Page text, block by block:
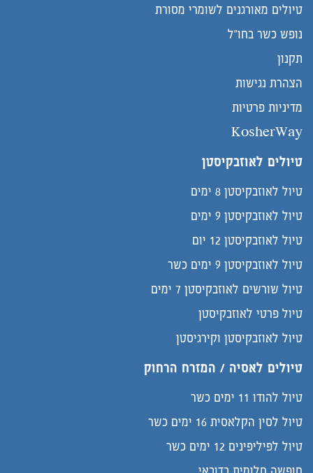
טיולים מאורגנים לשומרי מסורת
נופש כשר בחו"ל
תקנון
הצהרת נגישות
מדיניות פרטיות
KosherWay
טיולים לאוזבקיסטן
טיול לאוזבקיסטן 8 ימים
טיול לאוזבקיסטן 9 ימים
טיול לאוזבקיסטן 12 יום
טיול לאוזבקיסטן 9 ימים כשר
טיול שורשים לאוזבקיסטן 7 ימים
טיול פרטי לאוזבקיסטן
טיול לאוזבקיסטן וקירגיסטן
טיולים לאסיה / המזרח הרחוק
טיול להודו 11 ימים כשר
טיול לסין הקלאסית 16 ימים כשר
טיול לפיליפינים 12 ימים כשר